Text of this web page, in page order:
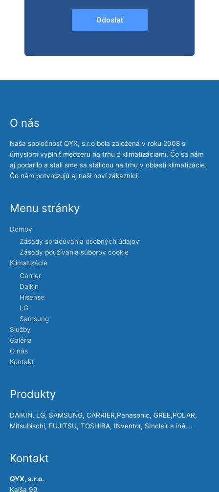
Odoslať
O nás
Naša spoločnosť QYX, s.r.o bola založená v roku 2008 s
úmyslom vyplniť medzeru na trhu z klimatizáciami. Čo sa nám
aj podarilo a stali sme sa stálicou na trhu v oblasti klimatizácie.
Čo nám potvrdzujú aj naši noví zákazníci.
Menu stránky
Domov
Zásady spracúvania osobných údajov
Zásady používania súborov cookie
Klimatizácie
Carrier
Daikin
Hisense
LG
Samsung
Služby
Galéria
O nás
Kontakt
Produkty
DAIKIN, LG, SAMSUNG, CARRIER,Panasonic, GREE,POLAR,
Mitsubischi, FUJITSU, TOSHIBA, INventor, SInclair a iné….
Kontakt
QYX, s.r.o.
Kalša 99